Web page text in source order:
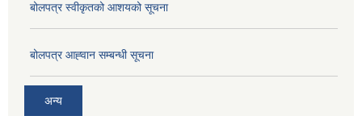
बोलपत्र स्वीकृतको आशयको सूचना
बोलपत्र आह्‍वान सम्बन्धी सूचना
अन्य